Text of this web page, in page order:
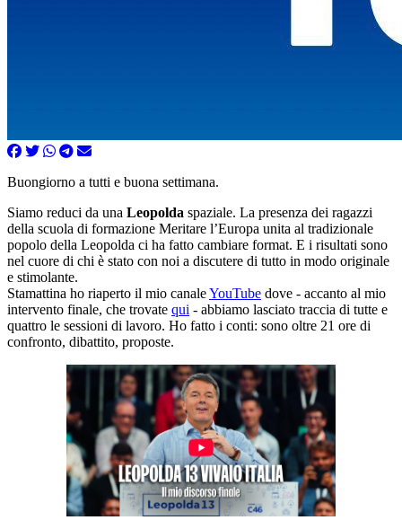
Buongiorno a tutti e buona settimana.
Siamo reduci da una Leopolda spaziale. La presenza dei ragazzi
della scuola di formazione Meritare l’Europa unita al tradizionale
popolo della Leopolda ci ha fatto cambiare format. E i risultati sono
nel cuore di chi è stato con noi a discutere di tutto in modo originale
e stimolante.
Stamattina ho riaperto il mio canaleYouTube dove - accanto al mio
intervento finale, che trovate qui - abbiamo lasciato traccia di tutte e
quattro le sessioni di lavoro. Ho fatto i conti: sono oltre 21 ore di
confronto, dibattito, proposte.